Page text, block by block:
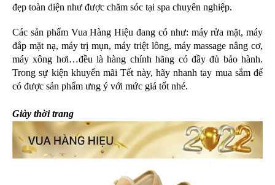
đẹp toàn diện như được chăm sóc tại spa chuyên nghiệp.
Các sản phẩm Vua Hàng Hiệu đang có như: máy rửa mặt, máy
đắp mặt nạ, máy trị mụn, máy triệt lông, máy massage nâng cơ,
máy xông hơi…đều là hàng chính hãng có đầy đủ bảo hành.
Trong sự kiện khuyến mãi Tết này, hãy nhanh tay mua sắm để
có được sản phẩm ưng ý với mức giá tốt nhé.
Giày thời trang